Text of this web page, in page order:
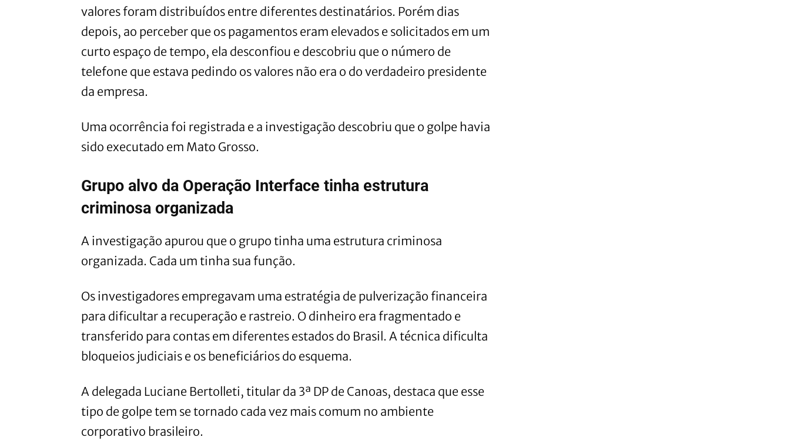
valores foram distribuídos entre diferentes destinatários. Porém dias
depois, ao perceber que os pagamentos eram elevados e solicitados em um
curto espaço de tempo, ela desconfiou e descobriu que o número de
telefone que estava pedindo os valores não era o do verdadeiro presidente
da empresa.
Uma ocorrência foi registrada e a investigação descobriu que o golpe havia
sido executado em Mato Grosso.
Grupo alvo da Operação Interface tinha estrutura
criminosa organizada
A investigação apurou que o grupo tinha uma estrutura criminosa
organizada. Cada um tinha sua função.
Os investigadores empregavam uma estratégia de pulverização financeira
para dificultar a recuperação e rastreio. O dinheiro era fragmentado e
transferido para contas em diferentes estados do Brasil. A técnica dificulta
bloqueios judiciais e os beneficiários do esquema.
A delegada Luciane Bertolleti, titular da 3ª DP de Canoas, destaca que esse
tipo de golpe tem se tornado cada vez mais comum no ambiente
corporativo brasileiro.